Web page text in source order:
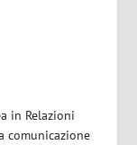
in Relazioni
comunicazione